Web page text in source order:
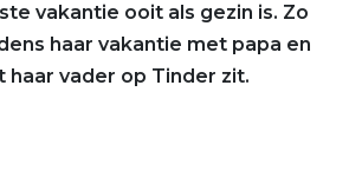
vakantie ooit als gezin is. Zo
haar vakantie met papa en
haar vader op Tinder zit.